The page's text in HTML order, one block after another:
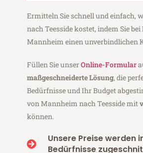
Ermitteln Sie schnell und einfach,
nach Teesside kostet, indem Sie
Mannheim einen unverbindlichen
Füllen Sie unserOnline-Formular
maßgeschneiderte Lösung, die
Bedürfnisse und Ihr Budget
von Mannheim nach Teesside mit
können.
Unsere Preise werden
Bedürfnisse